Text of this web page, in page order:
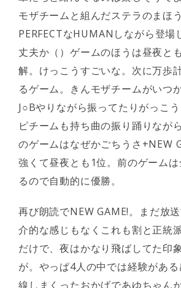
モザチームと組んだステラのまほ
PERFECTなHUMANしながら登場
丈夫か（）ゲームのほうは昼夜と
解。けっこうすごいな。次に万歩
るゲーム。きんモザチームがいつ
J○Bやりながら振ってたりがっこ
ピチームも持ち曲の振り踊りなが
のゲームはなぜかごちうさ+NEW
強くて昼夜とも1位。前のゲーム
るので自動的に優勝。
再び朗読でNEW GAME!。まだ放
介的な感じもなくこれも割と正統
だけで、夜はかなり飛ばしてた印
が。やっぱ4人の中では経験があ
線しまくったおかげであゆちゃん